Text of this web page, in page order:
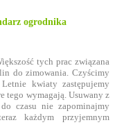
ogrodnika
tych prac związana
do zimowania. Czyścimy
kwiaty zastępujemy
tego wymagają. Usuwany z
czasu nie zapominajmy
każdym przyjemnym